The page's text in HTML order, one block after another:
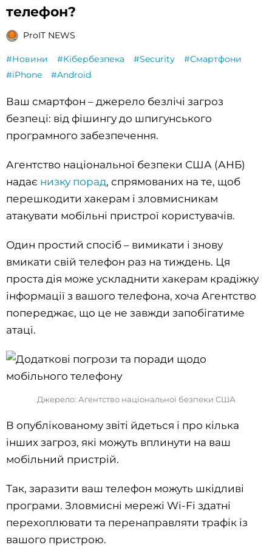
телефон?
ProIT NEWS
#Новини #Кібербезпека #Security
#Смартфони
#iPhone
#Android
Ваш смартфон – джерело безлічі загроз
безпеці: від фішингу до шпигунського
програмного забезпечення.
Агентство національної безпеки США (АНБ)
надає низку порад, спрямованих на те, щоб
перешкодити хакерам і зловмисникам
атакувати мобільні пристрої користувачів.
Один простий спосіб – вимикати і знову
вмикати свій телефон раз на тиждень. Ця
проста дія може ускладнити хакерам крадіжку
інформації з вашого телефона, хоча Агентство
попереджає, що це не завжди запобігатиме
атаці.
Джерело: Агентство національної безпеки США
В опублікованому звіті йдеться і про кілька
інших загроз, які можуть вплинути на ваш
мобільний пристрій.
Так, заразити ваш телефон можуть шкідливі
програми. Зловмисні мережі Wi-Fi здатні
перехоплювати та перенаправляти трафік із
вашого пристрою.